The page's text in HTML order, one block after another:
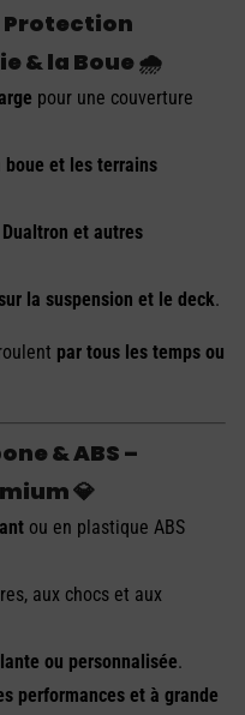
Protection
& la Boue 🌧️
pour une couverture
boue et les terrains
et autres
la suspension et le deck.
par tous les temps ou
& ABS –
💎
ou en plastique ABS
aux chocs et aux
ou personnalisée.
performances et à grande